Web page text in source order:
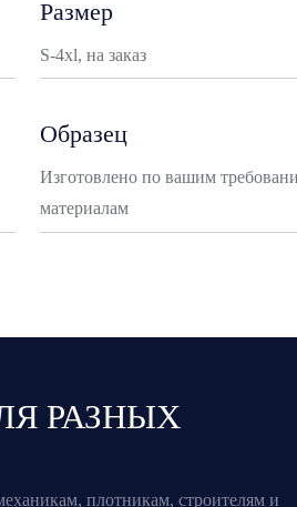
Размер
S-4xl, на заказ
Образец
Изготовлено по вашим
материалам
РАЗНЫХ
плотникам, строителям и